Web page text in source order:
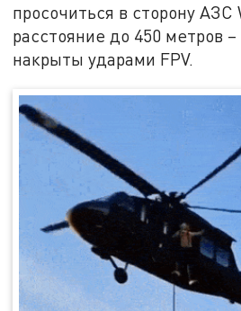
просочиться в сторону АЗС
расстояние до 450 метров
накрыты ударами FPV.